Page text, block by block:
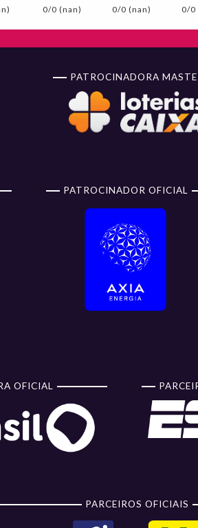
0/0 (nan) 0/0 (nan) 0/0
PATROCINADORA
PATROCINADOR OFICIAL
OFICIAL
PARCEIROS OFICIAIS